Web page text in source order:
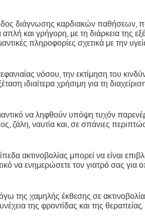
διάγνωσης καρδιακών παθήσεων,
και γρήγορη, με τη διάρκεια της
πληροφορίες σχετικά με την
νόσου, την εκτίμηση του
ιδιαίτερα χρήσιμη για τη
να ληφθούν υπόψη τυχόν
ναυτία και, σε σπάνιες
ακτινοβολίας μπορεί να είναι
να ενημερώσετε τον γιατρό σας
της χαμηλής έκθεσης σε
της φροντίδας και της θεραπείας.